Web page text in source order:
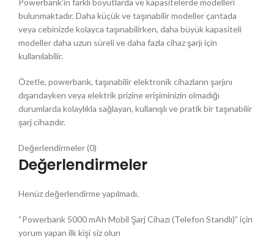
Powerbank’in farklı boyutlarda ve kapasitelerde modelleri
bulunmaktadır. Daha küçük ve taşınabilir modeller çantada
veya cebinizde kolayca taşınabilirken, daha büyük kapasiteli
modeller daha uzun süreli ve daha fazla cihaz şarjı için
kullanılabilir.
Özetle, powerbank, taşınabilir elektronik cihazların şarjını
dışarıdayken veya elektrik prizine erişiminizin olmadığı
durumlarda kolaylıkla sağlayan, kullanışlı ve pratik bir taşınabilir
şarj cihazıdır.
Değerlendirmeler (0)
Değerlendirmeler
Henüz değerlendirme yapılmadı.
“Powerbank 5000 mAh Mobil Şarj Cihazı (Telefon Standlı)” için
yorum yapan ilk kişi siz olun